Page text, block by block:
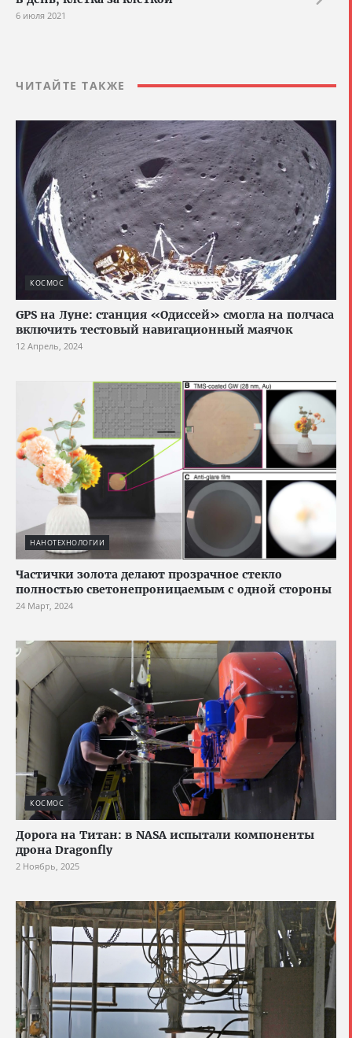
6 июля 2021
ЧИТАЙТЕ ТАКЖЕ
КОСМОС
GPS на Луне: станция «Одиссей» смогла на полчаса
включить тестовый навигационный маячок
12 Апрель, 2024
НАНОТЕХНОЛОГИИ
Частички золота делают прозрачное стекло
полностью светонепроницаемым с одной стороны
24 Март, 2024
КОСМОС
Дорога на Титан: в NASA испытали компоненты
дрона Dragonfly
2 Ноябрь, 2025